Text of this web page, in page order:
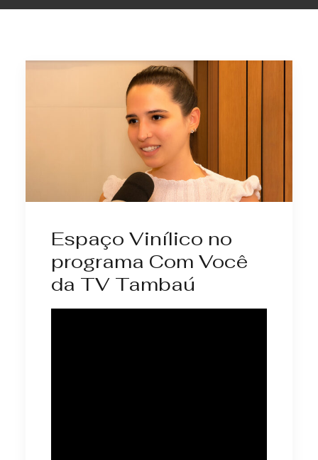
Espaço Vinílico no
programa Com Você
da TV Tambaú